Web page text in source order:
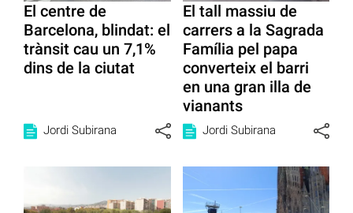
El centre de
Barcelona, blindat: el
trànsit cau un 7,1%
dins de la ciutat
Jordi Subirana
El tall massiu de
carrers a la Sagrada
Família pel papa
converteix el barri
en una gran illa de
vianants
Jordi Subirana